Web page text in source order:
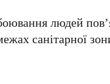
людей
санітарної